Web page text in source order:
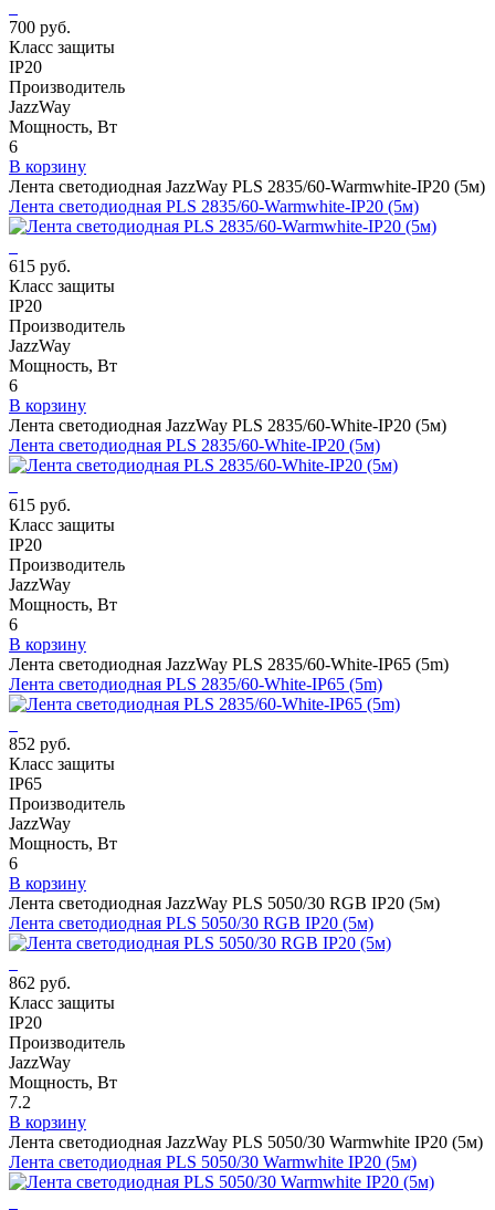
700 руб.
Класс защиты
IP20
Производитель
JazzWay
Мощность, Вт
6
В корзину
Лента светодиодная JazzWay PLS 2835/60-Warmwhite-IP20 (5м)
Лента светодиодная PLS 2835/60-Warmwhite-IP20 (5м)
615 руб.
Класс защиты
IP20
Производитель
JazzWay
Мощность, Вт
6
В корзину
Лента светодиодная JazzWay PLS 2835/60-White-IP20 (5м)
Лента светодиодная PLS 2835/60-White-IP20 (5м)
615 руб.
Класс защиты
IP20
Производитель
JazzWay
Мощность, Вт
6
В корзину
Лента светодиодная JazzWay PLS 2835/60-White-IP65 (5m)
Лента светодиодная PLS 2835/60-White-IP65 (5m)
852 руб.
Класс защиты
IP65
Производитель
JazzWay
Мощность, Вт
6
В корзину
Лента светодиодная JazzWay PLS 5050/30 RGB IP20 (5м)
Лента светодиодная PLS 5050/30 RGB IP20 (5м)
862 руб.
Класс защиты
IP20
Производитель
JazzWay
Мощность, Вт
7.2
В корзину
Лента светодиодная JazzWay PLS 5050/30 Warmwhite IP20 (5м)
Лента светодиодная PLS 5050/30 Warmwhite IP20 (5м)